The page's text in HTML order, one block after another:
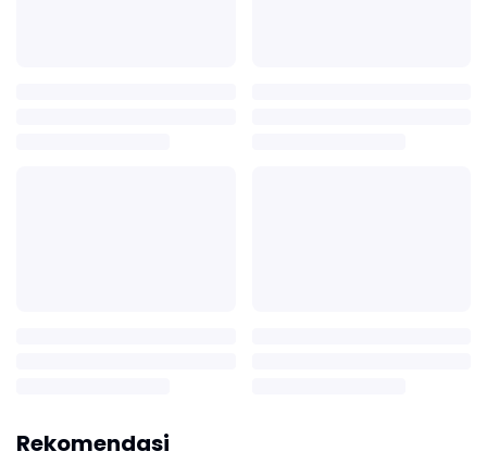
Rekomendasi